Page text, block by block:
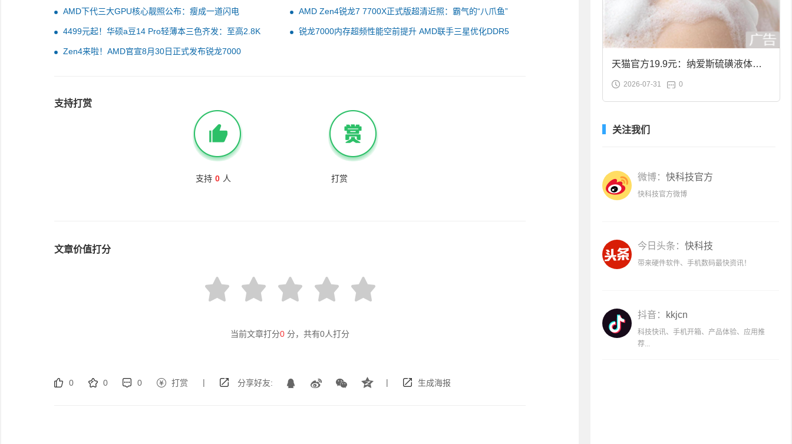
AMD下代三大GPU核心靓照公布：瘦成一道闪电 AMD Zen4锐龙7 7700X正式版超清近照：霸气的“八爪鱼”
4499元起！华硕a豆14 Pro轻薄本三色齐发：至高2.8K
OLED好屏
锐龙7000内存超频性能空前提升 AMD联手三星优化DDR5
Zen4来啦！AMD官宣8月30日正式发布锐龙7000
支持打赏
支持 0 人 打赏
文章价值打分
当前文章打分0 分，共有0人打分
0 0 0 打赏 | 分享好友: | 生成海报
天猫官方19.9元：纳爱斯硫磺液体香
皂2斤大促
2026-07-31 0
关注我们
微博： 快科技官方
快科技官方微博
今日头条： 快科技
带来硬件软件、手机数码最快资讯！
抖音： kkjcn
科技快讯、手机开箱、产品体验、应用推
荐...